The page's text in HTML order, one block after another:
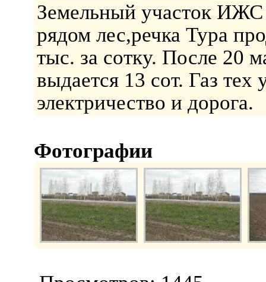
Земельный участок ИЖС
рядом лес,речка Тура
тыс. за сотку. После 20
выдается 13 сот. Газ
электричество и дорога.
Фотографии